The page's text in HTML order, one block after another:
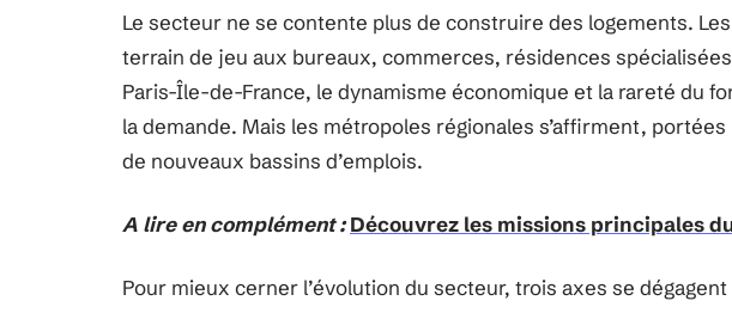
Le secteur ne se contente plus de construire des logements.
terrain de jeu aux bureaux, commerces, résidences
Paris-Île-de-France, le dynamisme économique et la rareté du
la demande. Mais les métropoles régionales s’affirment,
de nouveaux bassins d’emplois.
A lire en complément : Découvrez les missions principales
Pour mieux cerner l’évolution du secteur, trois axes se dégagent